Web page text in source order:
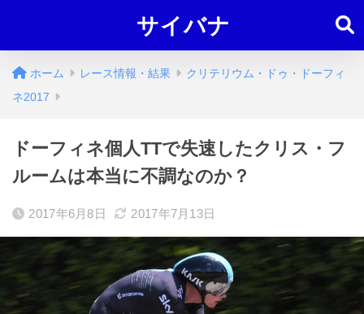
サイバナ
ホーム レース情報・結果
クリテリウム・ドゥ・ドーフィ
ネ2017
ドーフィネ個人TTで失速したクリス・フ
ルームは本当に不調なのか？
2017年6月8日 2017年7月13日